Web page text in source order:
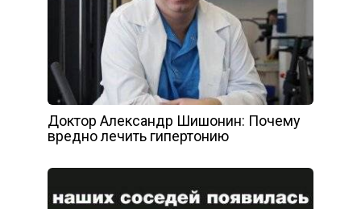
Доктор Александр Шишонин: Почему
вредно лечить гипертонию